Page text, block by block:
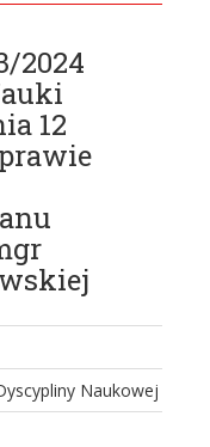
2024
12
Naukowej